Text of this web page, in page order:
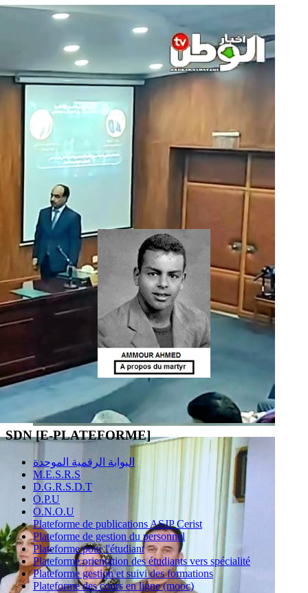
SDN [E-PLATEFORME]
البوابة الرقمية الموحدة
M.E.S.R.S
D.G.R.S.D.T
O.P.U
O.N.O.U
Plateforme de publications ASJP Cerist
Plateforme de gestion du personnel
Plateforme pour l'étudiant
Plateforme orientation des étudiants vers spécialité
Plateforme gestion et suivi des formations
Plateforme des cours en ligne (mooc)